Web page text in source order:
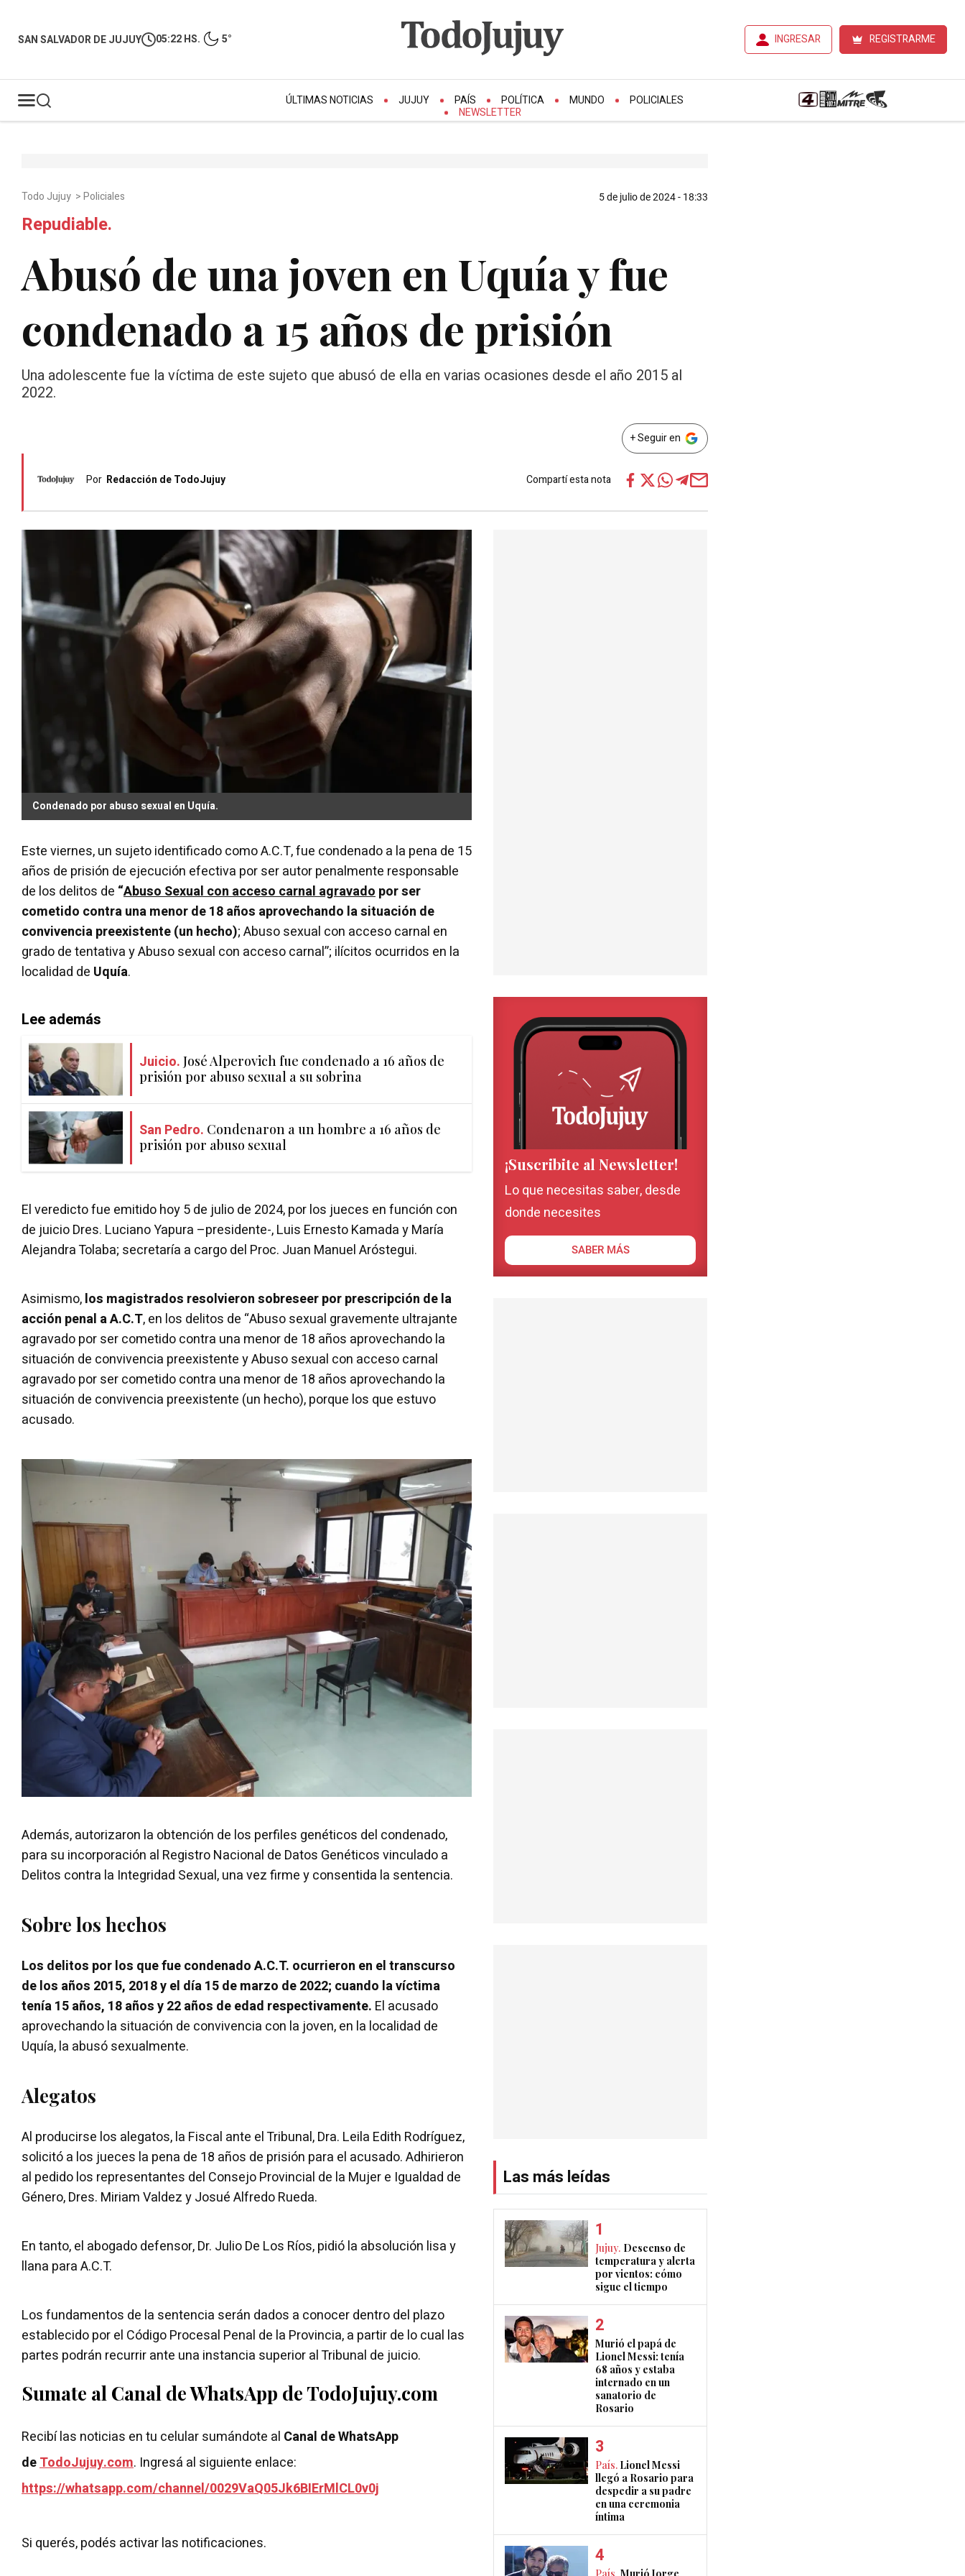
SAN SALVADOR DE JUJUY 05:22 HS. 5° INGRESAR REGISTRARME
ÚLTIMAS NOTICIAS JUJUY PAÍS POLÍTICA MUNDO
POLICIALES
NEWSLETTER
Todo Jujuy >Policiales 5 de julio de 2024 - 18:33
Repudiable.
Abusó de una joven en Uquía y fue
condenado a 15 años de prisión
Una adolescente fue la víctima de este sujeto que abusó de ella en varias ocasiones desde el año 2015 al
2022.
+ Seguir en
Por Redacción de TodoJujuy Compartí esta nota
Condenado por abuso sexual en Uquía.
Este viernes, un sujeto identificado como A.C.T, fue condenado a la pena de 15
años de prisión de ejecución efectiva por ser autor penalmente responsable
de los delitos de “Abuso Sexual con acceso carnal agravadopor ser
cometido contra una menor de 18 años aprovechando la situación de
convivencia preexistente (un hecho); Abuso sexual con acceso carnal en
grado de tentativa y Abuso sexual con acceso carnal”; ilícitos ocurridos en la
localidad de Uquía.
Lee además
Juicio. José Alperovich fue condenado a 16 años de
prisión por abuso sexual a su sobrina
San Pedro. Condenaron a un hombre a 16 años de
prisión por abuso sexual
El veredicto fue emitido hoy 5 de julio de 2024, por los jueces en función con
de juicio Dres. Luciano Yapura –presidente-, Luis Ernesto Kamada y María
Alejandra Tolaba; secretaría a cargo del Proc. Juan Manuel Aróstegui.
Asimismo,los magistrados resolvieron sobreseer por prescripción de la
acción penal a A.C.T, en los delitos de “Abuso sexual gravemente ultrajante
agravado por ser cometido contra una menor de 18 años aprovechando la
situación de convivencia preexistente y Abuso sexual con acceso carnal
agravado por ser cometido contra una menor de 18 años aprovechando la
situación de convivencia preexistente (un hecho), porque los que estuvo
acusado.
Además, autorizaron la obtención de los perfiles genéticos del condenado,
para su incorporación al Registro Nacional de Datos Genéticos vinculado a
Delitos contra la Integridad Sexual, una vez firme y consentida la sentencia.
Sobre los hechos
Los delitos por los que fue condenado A.C.T. ocurrieron en el transcurso
de los años 2015, 2018 y el día 15 de marzo de 2022; cuando la víctima
tenía 15 años, 18 años y 22 años de edad respectivamente. El acusado
aprovechando la situación de convivencia con la joven, en la localidad de
Uquía, la abusó sexualmente.
Alegatos
Al producirse los alegatos, la Fiscal ante el Tribunal, Dra. Leila Edith Rodríguez,
solicitó a los jueces la pena de 18 años de prisión para el acusado. Adhirieron
al pedido los representantes del Consejo Provincial de la Mujer e Igualdad de
Género, Dres. Miriam Valdez y Josué Alfredo Rueda.
En tanto, el abogado defensor, Dr. Julio De Los Ríos, pidió la absolución lisa y
llana para A.C.T.
Los fundamentos de la sentencia serán dados a conocer dentro del plazo
establecido por el Código Procesal Penal de la Provincia, a partir de lo cual las
partes podrán recurrir ante una instancia superior al Tribunal de juicio.
Sumate al Canal de WhatsApp de TodoJujuy.com
Recibí las noticias en tu celular sumándote al Canal de WhatsApp
deTodoJujuy.com. Ingresá al siguiente enlace:
https://whatsapp.com/channel/0029VaQ05Jk6BIErMlCL0v0j
Si querés, podés activar las notificaciones.
¡Suscribite al Newsletter!
Lo que necesitas saber, desde
donde necesites
SABER MÁS
Las más leídas
Jujuy. Descenso de
temperatura y alerta
por vientos: cómo
sigue el tiempo
Murió el papá de
Lionel Messi: tenía
68 años y estaba
internado en un
sanatorio de
Rosario
País. Lionel Messi
llegó a Rosario para
despedir a su padre
en una ceremonia
íntima